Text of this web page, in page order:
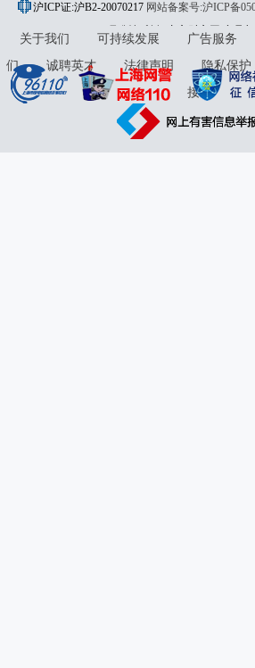
913101046312860336 违法和不良信息举报
jubao@eastmoney.com
沪ICP证:沪B2-20070217 网站备案号:沪ICP备
31010402000120号版权所有:东方财富网意见与
关于我们 可持续发展 广告服务
们
诚聘英才 法律声明 隐私保护
接